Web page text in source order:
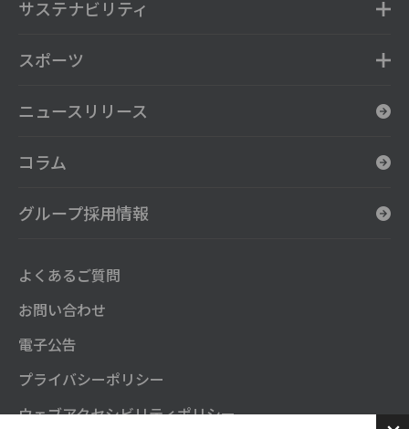
サステナビリティ
スポーツ
ニュースリリース
コラム
グループ採用情報
よくあるご質問
お問い合わせ
電子公告
プライバシーポリシー
ウェブアクセシビリティポリシー